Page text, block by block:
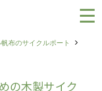
布のサイクルポート
の木製サイク